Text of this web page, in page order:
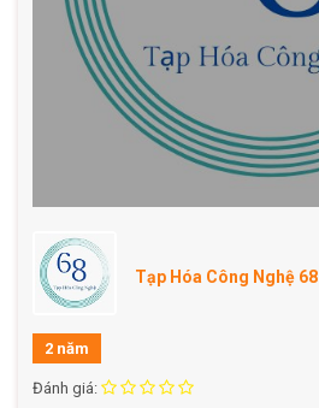
Tạp Hóa Công Nghệ 68
2 năm
Đánh giá: